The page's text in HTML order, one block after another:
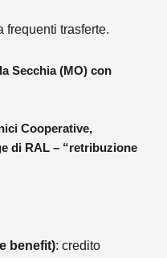
frequenti trasferte.
Secchia (MO) con
Cooperative,
di RAL – “retribuzione
benefit): credito